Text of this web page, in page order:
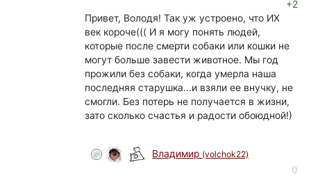
+2
Привет, Володя! Так уж устроено, что ИХ
век короче((( И я могу понять людей,
которые после смерти собаки или кошки не
могут больше завести животное. Мы год
прожили без собаки, когда умерла наша
последняя старушка...и взяли ее внучку, не
смогли. Без потерь не получается в жизни,
зато сколько счастья и радости обоюдной!)
Владимир (volchok22)
0